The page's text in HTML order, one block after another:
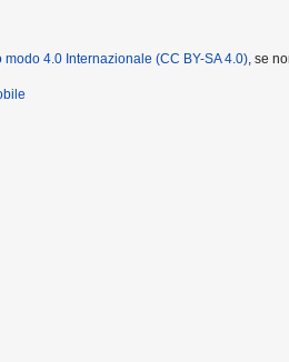
4.0 Internazionale (CC BY-SA 4.0), se